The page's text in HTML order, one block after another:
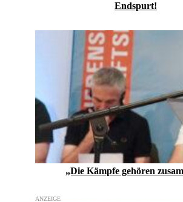
Endspurt!
„Die Kämpfe gehören